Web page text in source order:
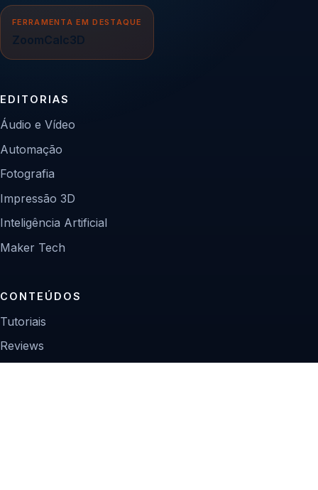
FERRAMENTA EM DESTAQUE
ZoomCalc3D
EDITORIAS
Áudio e Vídeo
Automação
Fotografia
Impressão 3D
Inteligência Artificial
Maker Tech
CONTEÚDOS
Tutoriais
Reviews